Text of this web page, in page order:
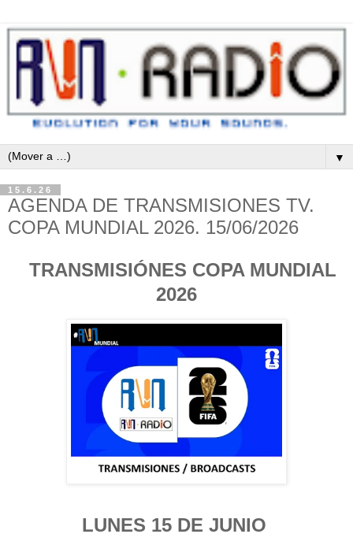
▼
15.6.26
AGENDA DE TRANSMISIONES TV.
COPA MUNDIAL 2026. 15/06/2026
TRANSMISIÓNES COPA MUNDIAL
2026
LUNES 15 DE JUNIO